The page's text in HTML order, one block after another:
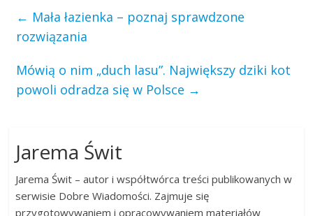
← Mała łazienka – poznaj sprawdzone
rozwiązania
Mówią o nim „duch lasu”. Największy dziki kot
powoli odradza się w Polsce →
Jarema Świt
Jarema Świt – autor i współtwórca treści publikowanych w
serwisie Dobre Wiadomości. Zajmuje się
przygotowywaniem i opracowywaniem materiałów